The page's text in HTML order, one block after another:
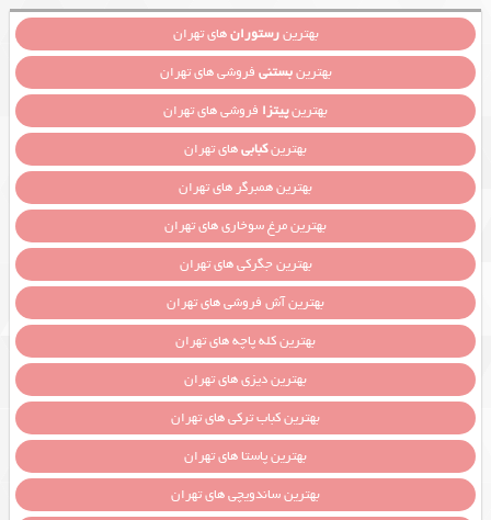
بهترینرستورانهای تهران
بهترینبستنی فروشی های تهران
بهترینپیتزا فروشی های تهران
بهترینکبابیهای تهران
بهترین همبرگر های تهران
بهترین مرغ سوخاری های تهران
بهترین جگرکی های تهران
بهترین آش فروشی های تهران
بهترین کله پاچه های تهران
بهترین دیزی های تهران
بهترین کباب ترکی های تهران
بهترین پاستا های تهران
بهترین ساندویچی های تهران